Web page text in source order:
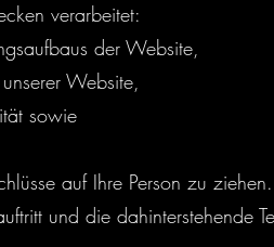
verarbeitet:
der Website,
Website,
sowie
auf Ihre Person zu
und die dahinterstehende